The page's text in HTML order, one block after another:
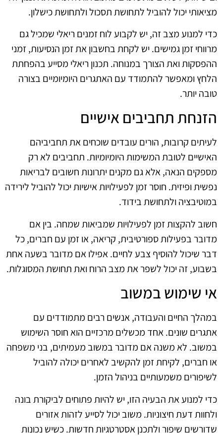
מציאותי יכול להוביל לתחושת תסכול ולתחושת כישלון.
כדי למנוע מצב זה, יש לקבוע לוח זמנים ריאלי שמכיל גם
מרווחי זמן גמישים. יש לקחת בחשבון את זמן הנסיעות, זמני
ההפסקות ואת הצורך במנוחה. תכנון ריאלי מסייע בהפחתת
הלחץ ומאפשר להתמודד עם האתגרים היומיומיים בצורה
טובה יותר.
הזנחת תחביבים אישיים
לעיתים קרובות, הורים עובדים שוכחים את תחביביהם
האישיים לטובת המשימות היומיומיות. תחביבים לא רק
מספקים הנאה, אלא גם מקנים יתרונות חשובים לבריאות
נפשית ופיזית. חוסר זמן לפעילויות אישיות יכול להוביל לירידה
במוטיבציה ולתחושת בידוד.
חשוב להקצות זמן לפעילויות שמביאות שמחה. בין אם
מדובר בפעילות ספורטיבית, קריאה, או זמן עם חברים, כל
דבר שיכול להוסיף צבע לחיים. אפילו אם מדובר בשעה אחת
בשבוע, זה יכול לשפר את מצב הרוח ואת תחושת המסוגלות.
אי שימוש במשוב
במהלך החיים והעבודה, אנשים רבים מתמודדים עם
אתגרים שונים. אחד מכשלים מרכזיים הוא חוסר השימוש
במשוב. לא משנה אם מדובר במשוב מעמיתים, בני משפחה
או חברים, לקיחת זמן להקשיב לאחרים יכולה להוביל
לשיפורים משמעותיים בניהול הזמן.
כדי למנוע את הבעיה הזו, יש להיות פתוחים לביקורת בונה
ולחוות דעת חיצוניות. משוב יכול לסייע לזהות אזורים
שדורשים שיפור ולתכנן אסטרטגיות חדשות. כשיש נכונות